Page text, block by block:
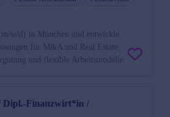
w/d) in München und entwickle
für M&A und Real Estate.
und flexible Arbeitsmodelle.
Dipl.-Finanzwirt*in /